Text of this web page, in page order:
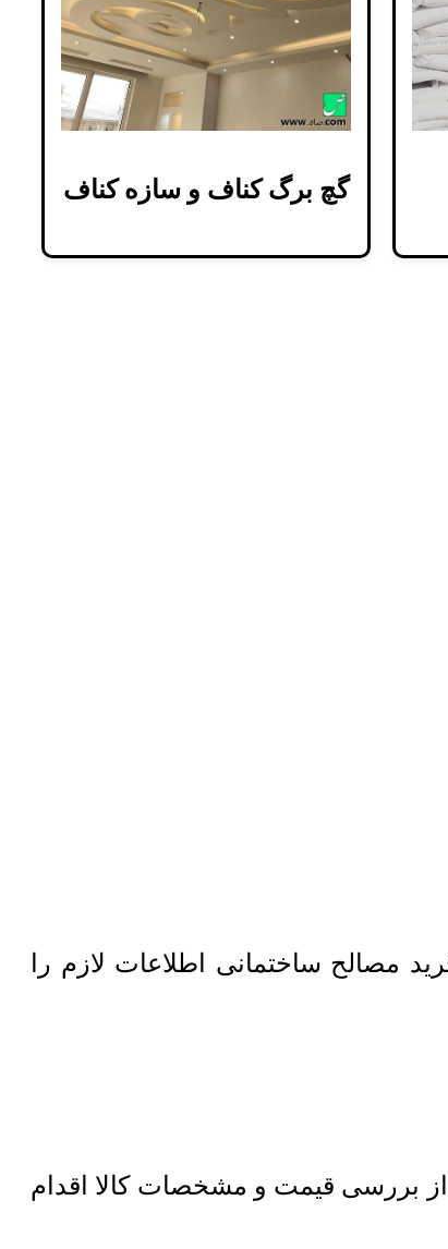
گچ برگ کناف و سازه کناف
ساختمانی اطلاعات لازم را
بررسی قیمت و مشخصات کالا اقدام